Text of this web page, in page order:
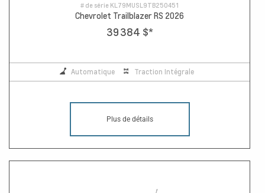
# de série KL79MUSL9TB250451
Chevrolet Trailblazer RS 2026
39 384 $*
Automatique Traction Intégrale
Plus de détails